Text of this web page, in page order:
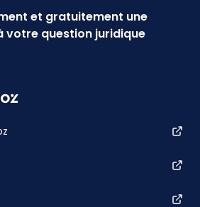
et gratuitement une
votre question juridique